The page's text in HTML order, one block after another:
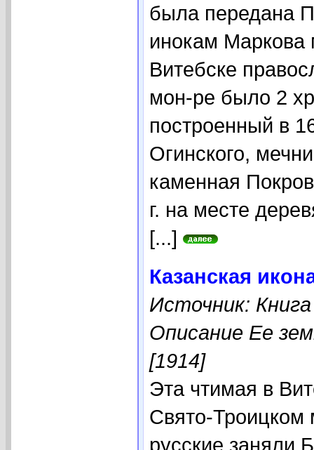
была передана
инокам Маркова
Витебске
мон-ре было 2
построенный в
Огинского,
каменная
г. на месте
[...]
Казанская
Источник:
Описание Ее
[1914]
Эта чтимая в
Свято-Троицком
русские заняли